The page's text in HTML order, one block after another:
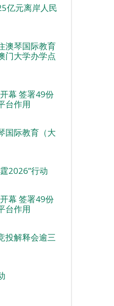
亿元离岸人民
澳琴国际教育
门大学办学点
幕 签署49份
台作用
国际教育（大
2026”行动
幕 签署49份
台作用
投解释会逾三